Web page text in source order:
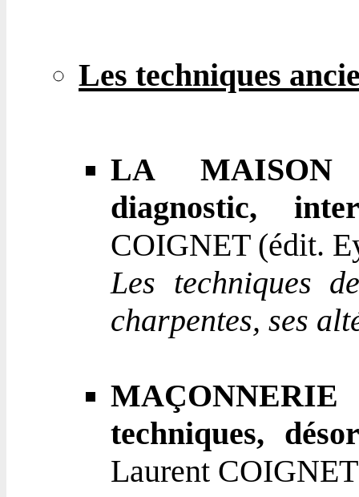
Les techniques
LA MAISON
diagnostic,
COIGNET (édit.
Les techniques
charpentes, ses
techniques,
Laurent